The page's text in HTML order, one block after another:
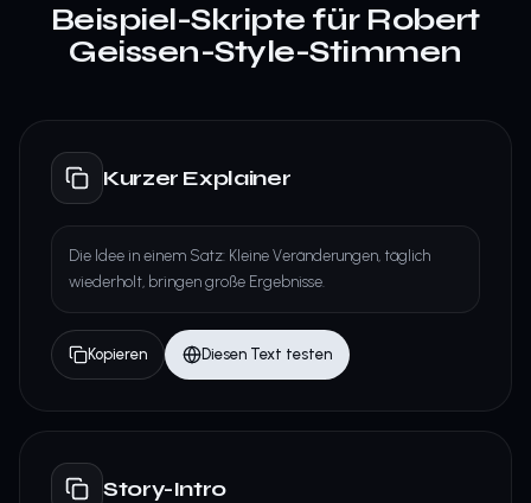
Beispiel-Skripte für Robert
Geissen-Style-Stimmen
Kurzer Explainer
Die Idee in einem Satz: Kleine Veränderungen, täglich
wiederholt, bringen große Ergebnisse.
Kopieren Diesen Text testen
Story-Intro